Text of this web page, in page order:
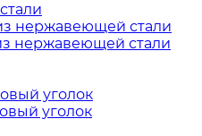
нержавеющей стали
нержавеющей стали
уголок
уголок